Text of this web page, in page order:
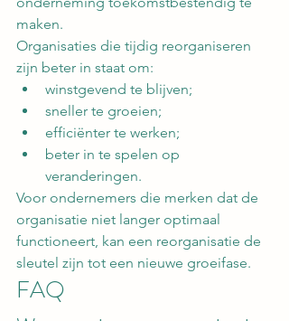
maken.
Organisaties die tijdig reorganiseren
zijn beter in staat om:
winstgevend te blijven;
sneller te groeien;
efficiënter te werken;
beter in te spelen op
veranderingen.
Voor ondernemers die merken dat de
organisatie niet langer optimaal
functioneert, kan een reorganisatie de
sleutel zijn tot een nieuwe groeifase.
FAQ